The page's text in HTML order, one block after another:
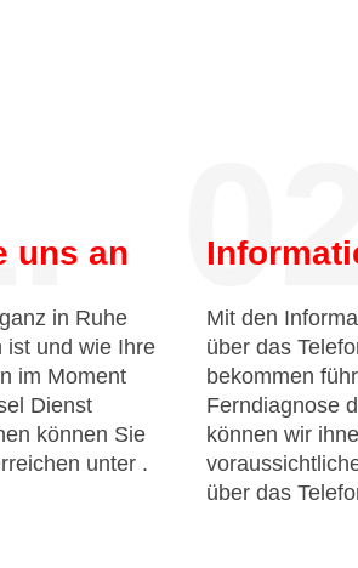
uns an
in Ruhe
ist und wie Ihre
im Moment
Dienst
können Sie
unter .
Mit den
über das
bekommen
Ferndiagnose
können wir
über das